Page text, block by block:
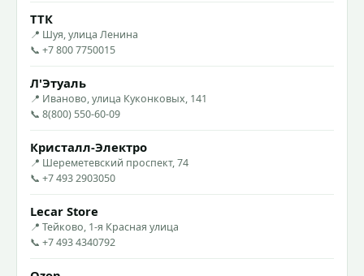
ТТК
📍 Шуя, улица Ленина
📞 +7 800 7750015
Л'Этуаль
📍 Иваново, улица Куконковых, 141
📞 8(800) 550-60-09
Кристалл-Электро
📍 Шереметевский проспект, 74
📞 +7 493 2903050
Lecar Store
📍 Тейково, 1-я Красная улица
📞 +7 493 4340792